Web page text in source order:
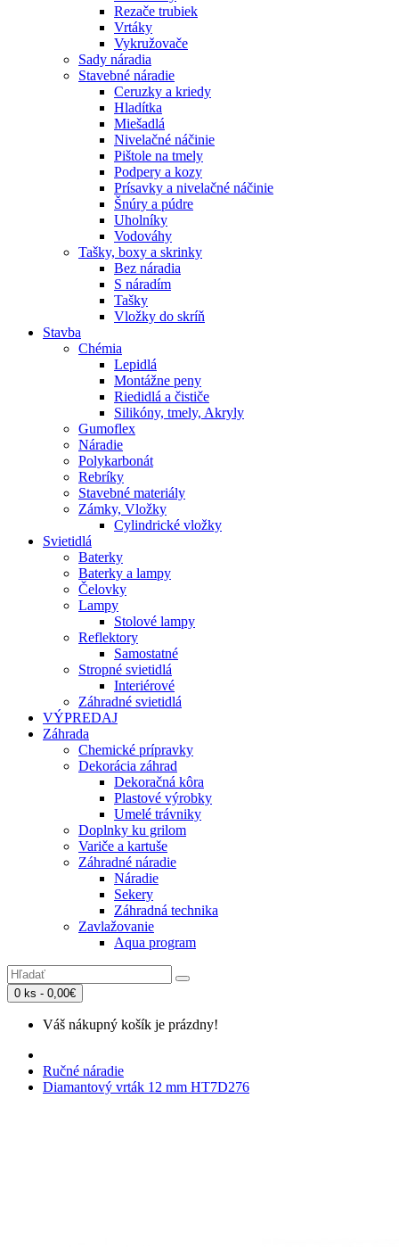
Rezače trubiek
Vrtáky
Vykružovače
Sady náradia
Stavebné náradie
Ceruzky a kriedy
Hladítka
Miešadlá
Nivelačné náčinie
Pištole na tmely
Podpery a kozy
Prísavky a nivelačné náčinie
Šnúry a púdre
Uholníky
Vodováhy
Tašky, boxy a skrinky
Bez náradia
S náradím
Tašky
Vložky do skríň
Stavba
Chémia
Lepidlá
Montážne peny
Riedidlá a čističe
Silikóny, tmely, Akryly
Gumoflex
Náradie
Polykarbonát
Rebríky
Stavebné materiály
Zámky, Vložky
Cylindrické vložky
Svietidlá
Baterky
Baterky a lampy
Čelovky
Lampy
Stolové lampy
Reflektory
Samostatné
Stropné svietidlá
Interiérové
Záhradné svietidlá
VÝPREDAJ
Záhrada
Chemické prípravky
Dekorácia záhrad
Dekoračná kôra
Plastové výrobky
Umelé trávniky
Doplnky ku grilom
Variče a kartuše
Záhradné náradie
Náradie
Sekery
Záhradná technika
Zavlažovanie
Aqua program
0 ks - 0,00€
Váš nákupný košík je prázdny!
Ručné náradie
Diamantový vrták 12 mm HT7D276